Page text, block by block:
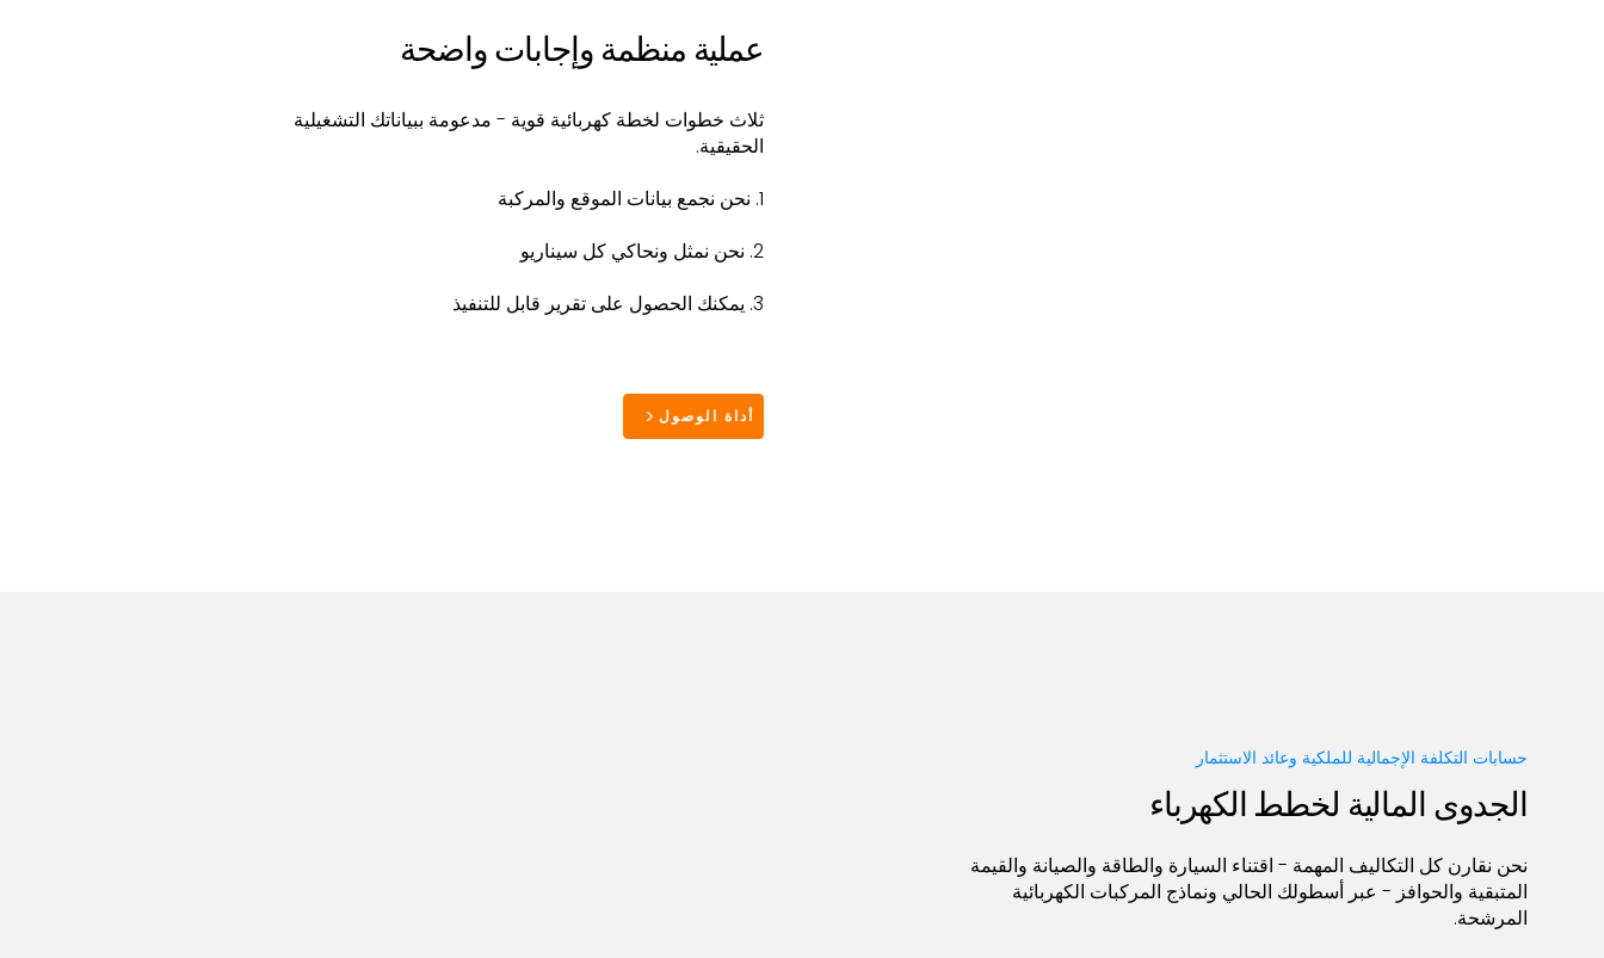
عملية منظمة وإجابات واضحة
ثلاث خطوات لخطة كهربائية قوية - مدعومة ببياناتك التشغيلية
الحقيقية.
1. نحن نجمع بيانات الموقع والمركبة
2. نحن نمثل ونحاكي كل سيناريو
3. يمكنك الحصول على تقرير قابل للتنفيذ
أداة الوصول
حسابات التكلفة الإجمالية للملكية وعائد الاستثمار
الجدوى المالية لخطط الكهرباء
نحن نقارن كل التكاليف المهمة - اقتناء السيارة والطاقة والصيانة والقيمة
المتبقية والحوافز - عبر أسطولك الحالي ونماذج المركبات الكهربائية
المرشحة.